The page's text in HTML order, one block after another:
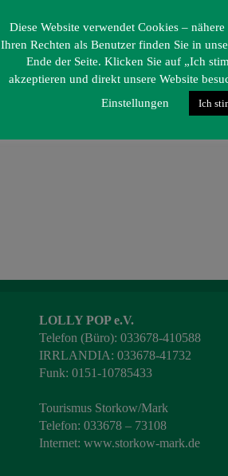
LOLLY POP e.V.
Telefon (Büro): 033678-410588
IRRLANDIA: 033678-41732
Funk: 0151-10785433
Tourismus Storkow/Mark
Telefon: 033678 – 73108
Internet: www.storkow-mark.de
Diese Website verwendet Cookies –
Ihren Rechten als Benutzer finden Sie in
Ende der Seite. Klicken Sie auf „Ich
akzeptieren und direkt unsere Website
Einstellungen
Ich